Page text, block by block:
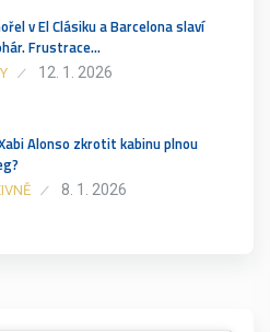
v El Clásiku a Barcelona slaví
Frustrace…
12. 1. 2026
Alonso zkrotit kabinu plnou
8. 1. 2026